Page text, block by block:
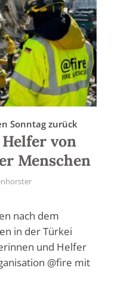
Sonntag zurück
von
Menschen
nach dem
in der Türkei
und Helfer
@fire mit